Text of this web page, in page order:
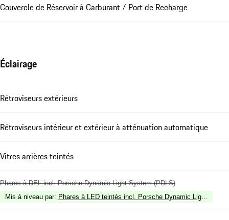
Couvercle de Réservoir à Carburant / Port de Recharge
Éclairage
Rétroviseurs extérieurs
Rétroviseurs intérieur et extérieur à atténuation automatique
Vitres arrières teintés
Phares à DEL incl. Porsche Dynamic Light System (PDLS)
Mis à niveau par: Phares à LED teintés incl. Porsche Dynamic Light